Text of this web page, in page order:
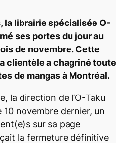
la librairie spécialisée O-
ses portes du jour au
de novembre.Cette
clientèle a chagriné toute
de mangas à Montréal.
la direction de l’O-Taku
10 novembre dernier, un
sur sa page
la fermeture définitive